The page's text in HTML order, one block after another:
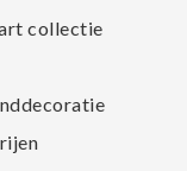
collectie